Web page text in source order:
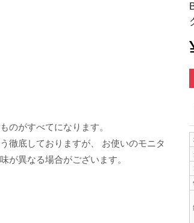
のがすべてになります。
徹底しておりますが、 お使いのモニタ
が異なる場合がございます。